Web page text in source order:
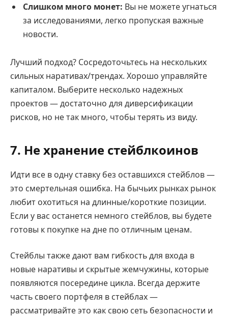
Слишком много монет: Вы не можете угнаться
за исследованиями, легко пропуская важные
новости.
Лучший подход? Сосредоточьтесь на нескольких
сильных наративах/трендах. Хорошо управляйте
капиталом. Выберите несколько надежных
проектов — достаточно для диверсификации
рисков, но не так много, чтобы терять из виду.
7. Не хранение стейблкоинов
Идти все в одну ставку без оставшихся стейблов —
это смертельная ошибка. На бычьих рынках рынок
любит охотиться на длинные/короткие позиции.
Если у вас останется немного стейблов, вы будете
готовы к покупке на дне по отличным ценам.
Стейблы также дают вам гибкость для входа в
новые наративы и скрытые жемчужины, которые
появляются посередине цикла. Всегда держите
часть своего портфеля в стейблах —
рассматривайте это как свою сеть безопасности и